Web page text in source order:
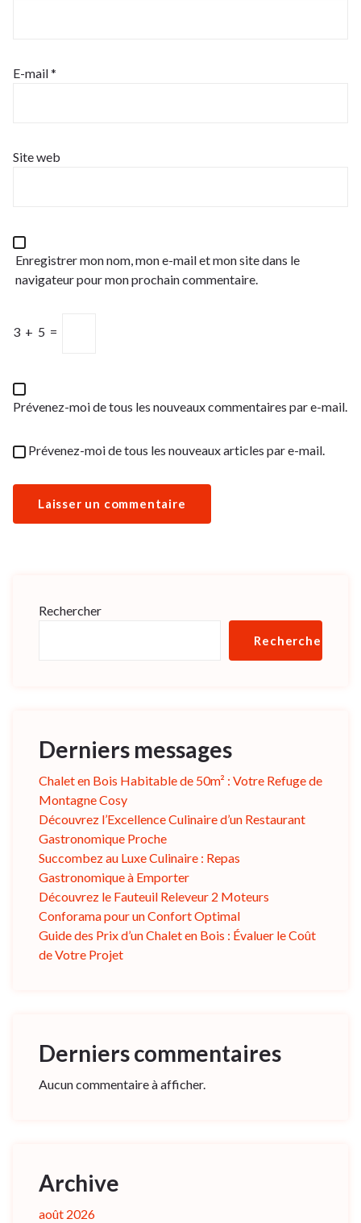
E-mail*
Site web
Enregistrer mon nom, mon e-mail et mon site dans le
navigateur pour mon prochain commentaire.
3 + 5 =
Prévenez-moi de tous les nouveaux commentaires par e-mail.
Prévenez-moi de tous les nouveaux articles par e-mail.
Rechercher
Rechercher
Derniers messages
Chalet en Bois Habitable de 50m² : Votre Refuge de
Montagne Cosy
Découvrez l’Excellence Culinaire d’un Restaurant
Gastronomique Proche
Succombez au Luxe Culinaire : Repas
Gastronomique à Emporter
Découvrez le Fauteuil Releveur 2 Moteurs
Conforama pour un Confort Optimal
Guide des Prix d’un Chalet en Bois : Évaluer le Coût
de Votre Projet
Derniers commentaires
Aucun commentaire à afficher.
Archive
août 2026